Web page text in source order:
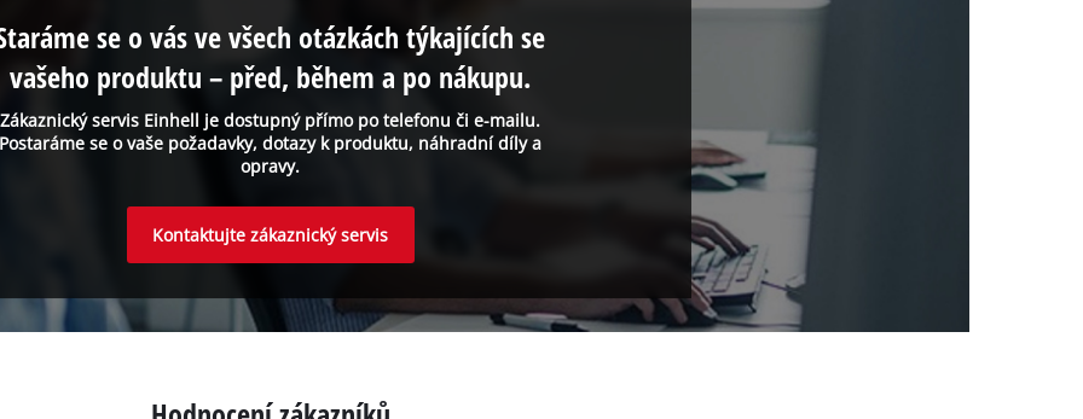
Zákaznický servis Einhell je dostupný přímo po telefonu či e-mailu.
Postaráme se o vaše požadavky, dotazy k produktu, náhradní díly a
opravy.
se o vás ve všech otázkách týkajících se
vašeho produktu – před, během a po nákupu.
Kontaktujte zákaznický servis